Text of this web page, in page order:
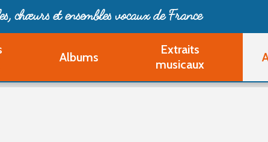
chœurset ensembles vocaux de France
Albums
Extraits
musicaux